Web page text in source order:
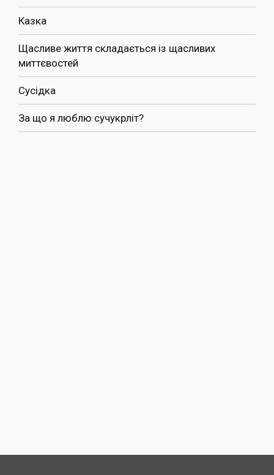
Казка
Щасливе життя складається із щасливих
миттєвостей
Сусідка
За що я люблю сучукрліт?